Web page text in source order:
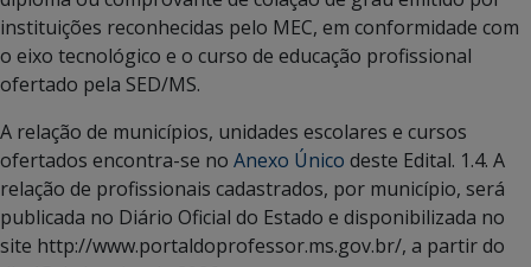
instituições reconhecidas pelo MEC, em conformidade com
o eixo tecnológico e o curso de educação profissional
ofertado pela SED/MS.
A relação de municípios, unidades escolares e cursos
ofertados encontra-se no Anexo Único deste Edital. 1.4. A
relação de profissionais cadastrados, por município, será
publicada no Diário Oficial do Estado e disponibilizada no
site http://www.portaldoprofessor.ms.gov.br/, a partir do